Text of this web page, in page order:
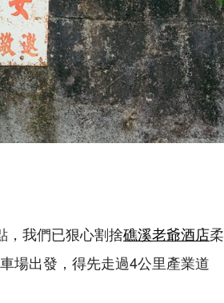
，我們已狠心割捨礁溪老爺酒店柔
場出發，得先走過4公里產業道